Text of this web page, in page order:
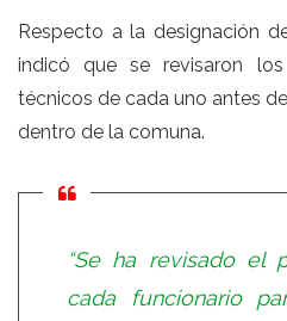
Respecto a la designación
indicó que se revisaron
técnicos de cada uno antes
dentro de la comuna.
“Se ha revisado el
cada funcionario